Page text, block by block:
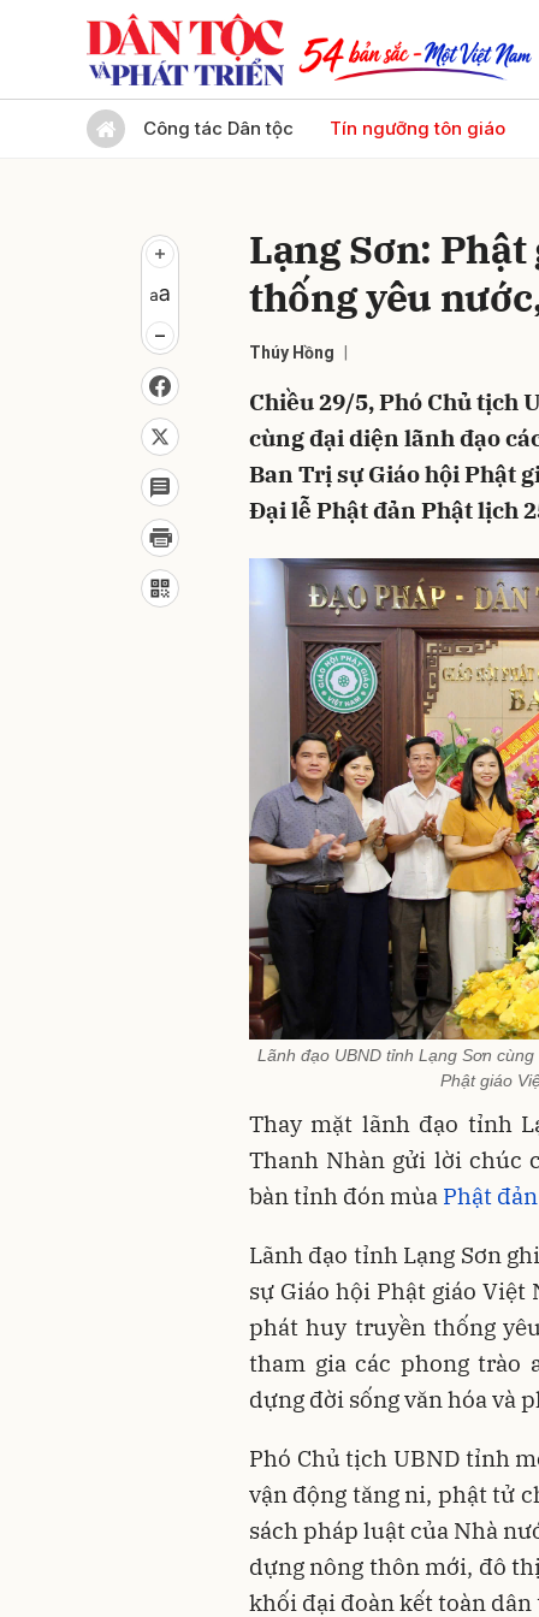
Công tác Dân tộc Tín ngưỡng tôn giáo
Lạng Sơn:
thống yêu
Thúy Hồng
Chiều 29/5, Phó Chủ tịch
cùng đại diện lãnh đạo
Ban Trị sự Giáo hội Phật
Đại lễ Phật đản Phật lịch
Lãnh đạo UBND tỉnh Lạng Sơn
Phật giáo
Thay mặt lãnh đạo tỉnh
Thanh Nhàn gửi lời chúc
bàn tỉnh đón mùa Phật đản
Lãnh đạo tỉnh Lạng Sơn
sự Giáo hội Phật giáo
phát huy truyền thống
tham gia các phong trào
dựng đời sống văn hóa và
Phó Chủ tịch UBND tỉnh
vận động tăng ni, phật tử
sách pháp luật của Nhà
dựng nông thôn mới, đô
khối đại đoàn kết toàn dân
Gửi